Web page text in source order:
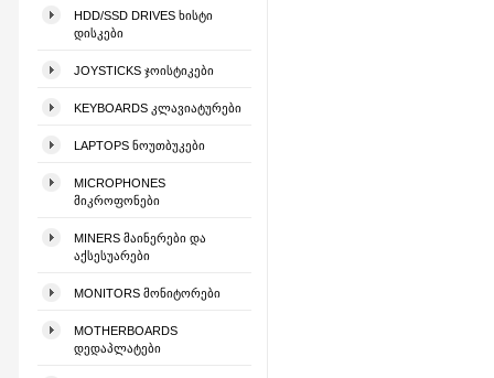
HDD/SSD DRIVES ᲮᲘᲡᲢᲘ
ᲓᲘᲡᲙᲔᲑᲘ
JOYSTICKS ᲯᲝᲘᲡᲢᲘᲙᲔᲑᲘ
KEYBOARDS ᲙᲚᲐᲕᲘᲐᲢᲣᲠᲔᲑᲘ
LAPTOPS ᲜᲝᲣᲗᲑᲣᲙᲔᲑᲘ
MICROPHONES
ᲛᲘᲙᲠᲝᲤᲝᲜᲔᲑᲘ
MINERS ᲛᲐᲘᲜᲔᲠᲔᲑᲘ ᲓᲐ
ᲐᲥᲡᲔᲡᲣᲐᲠᲔᲑᲘ
MONITORS ᲛᲝᲜᲘᲢᲝᲠᲔᲑᲘ
MOTHERBOARDS
ᲓᲔᲓᲐᲞᲚᲐᲢᲔᲑᲘ